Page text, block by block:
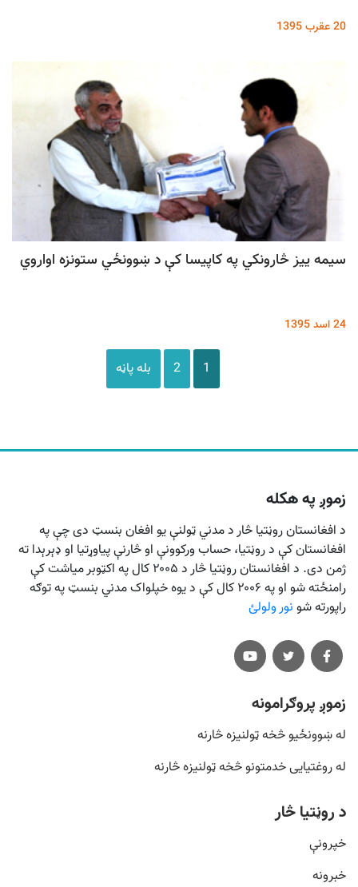
20 عقرب 1395
سیمه ییز څارونکي په کاپیسا کې د ښوونځي ستونزه اواروي
24 اسد 1395
1
2 بله پاڼه
زموږ په هکله
د افغانستان روڼتیا څار د مدني ټولنې یو افغان بنسټ دی چې په
افغانستان کې د روڼتیا، حساب ورکوونې او څارنې پیاوړتیا او ډېرېدا ته
ژمن دی. د افغانستان روڼتیا څار د ۲۰۰۵ کال په اکټوبر میاشت کې
رامنځته شو او په ۲۰۰۶ کال کې د یوه خپلواک مدني بنسټ په توګه
راپورته شو نور ولولئ
زموږ پروګرامونه
له ښوونځيو څخه ټولنیزه څارنه
له روغتیایی خدمتونو څخه ټولنیزه څارنه
د روڼتیا څار
خپرونې
خبرونه